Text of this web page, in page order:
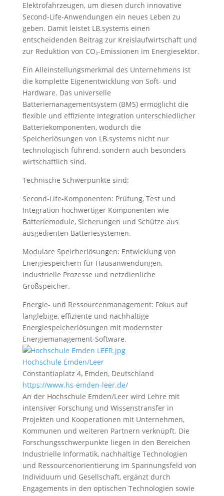
Elektrofahrzeugen, um diesen durch innovative
Second-Life-Anwendungen ein neues Leben zu
geben. Damit leistet LB.systems einen
entscheidenden Beitrag zur Kreislaufwirtschaft und
zur Reduktion von CO₂-Emissionen im Energiesektor.
Ein Alleinstellungsmerkmal des Unternehmens ist
die komplette Eigenentwicklung von Soft- und
Hardware. Das universelle
Batteriemanagementsystem (BMS) ermöglicht die
flexible und effiziente Integration unterschiedlicher
Batteriekomponenten, wodurch die
Speicherlösungen von LB.systems nicht nur
technologisch führend, sondern auch besonders
wirtschaftlich sind.
Technische Schwerpunkte sind:
Second-Life-Komponenten: Prüfung, Test und
Integration hochwertiger Komponenten wie
Batteriemodule, Sicherungen und Schütze aus
ausgedienten Batteriesystemen.
Modulare Speicherlösungen: Entwicklung von
Energiespeichern für Hausanwendungen,
industrielle Prozesse und netzdienliche
Großspeicher.
Energie- und Ressourcenmanagement: Fokus auf
langlebige, effiziente und nachhaltige
Energiespeicherlösungen mit modernster
Energiemanagement-Software.
Hochschule Emden/Leer
Constantiaplatz 4, Emden, Deutschland
https://www.hs-emden-leer.de/
An der Hochschule Emden/Leer wird Lehre mit
intensiver Forschung und Wissenstransfer in
Projekten und Kooperationen mit Unternehmen,
Kommunen und weiteren Partnern verknüpft. Die
Forschungsschwerpunkte liegen in den Bereichen
Industrielle Informatik, nachhaltige Technologien
und Ressourcenorientierung im Spannungsfeld von
Individuum und Gesellschaft, ergänzt durch
Engagements in den optischen Technologien sowie